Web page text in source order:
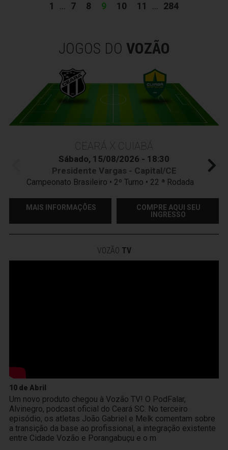
1 ... 7 8 9 10 11 ... 284
JOGOS DO VOZÃO
CEARÁ X CUIABÁ
Sábado, 15/08/2026 - 18:30
Presidente Vargas - Capital/CE
Campeonato Brasileiro • 2º Turno • 22 ª Rodada
MAIS INFORMAÇÕES
COMPRE AQUI SEU
INGRESSO
VOZÃO TV
10 de Abril
Um novo produto chegou à Vozão TV! O PodFalar,
Alvinegro, podcast oficial do Ceará SC. No terceiro
episódio, os atletas João Gabriel e Melk comentam sobre
a transição da base ao profissional, a integração existente
entre Cidade Vozão e Porangabuçu e o m